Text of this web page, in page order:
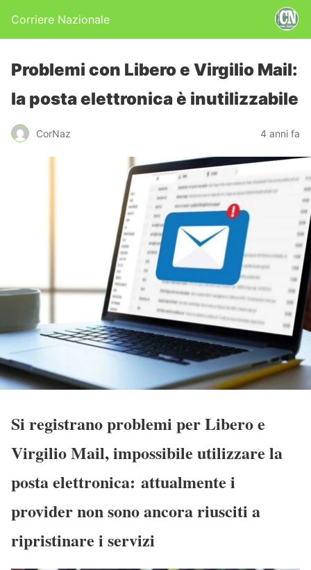
Corriere Nazionale
Problemi con Libero e Virgilio Mail:
la posta elettronica è inutilizzabile
CorNaz 4 anni fa
Si registrano problemi per Libero e
Virgilio Mail, impossibile utilizzare la
posta elettronica: attualmente i
provider non sono ancora riusciti a
ripristinare i servizi